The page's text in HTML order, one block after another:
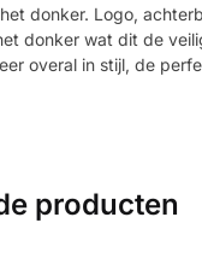
donker. Logo,
donker wat dit de
overal in stijl, de
producten